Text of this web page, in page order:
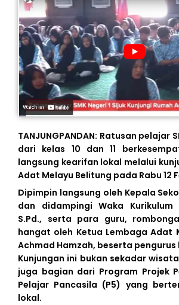
TANJUNGPANDAN: Ratusan pelajar
dari kelas 10 dan 11
langsung kearifan lokal melalui
Adat Melayu Belitung pada Rabu 12
Dipimpin langsung oleh Kepala
dan didampingi Waka Kurikulum
S.Pd., serta para guru,
hangat oleh Ketua Lembaga Adat
Achmad Hamzah, beserta pengurus
Kunjungan ini bukan sekadar
juga bagian dari Program Projek
Pelajar Pancasila (P5) yang
lokal.